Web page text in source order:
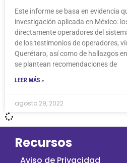
Este informe se basa en evidencia
investigación aplicada en México:
directamente operadores del
de los testimonios de operadores,
Querétaro, así como de hallazgos
se plantean recomendaciones de
LEER MÁS »
agosto 29, 2022
Recursos
Aviso de Privacidad